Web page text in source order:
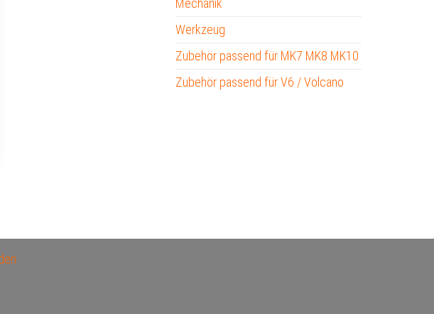
Mechanik
Werkzeug
Zubehör passend für MK7 MK8 MK10
Zubehör passend für V6 / Volcano